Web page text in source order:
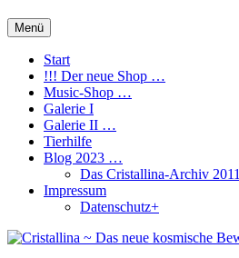
Menü
Start
!!! Der neue Shop …
Music-Shop …
Galerie I
Galerie II …
Tierhilfe
Blog 2023 …
Das Cristallina-Archiv
Impressum
Datenschutz+